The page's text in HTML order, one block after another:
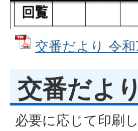
交番だより 令
交番だよ
必要に応じて印刷